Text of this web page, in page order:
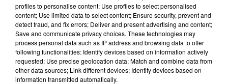
Plus d'infos : La programmation des Tanzmatten
profiles to personalise content; Use profiles to select personalised
content; Use limited data to select content; Ensure security, prevent and
detect fraud, and fix errors; Deliver and present advertising and content;
Save and communicate privacy choices. These technologies may
process personal data such as IP address and browsing data to offer
following functionalities: Identify devices based on information actively
requested; Use precise geolocation data; Match and combine data from
other data sources; Link different devices; Identify devices based on
information transmitted automatically.